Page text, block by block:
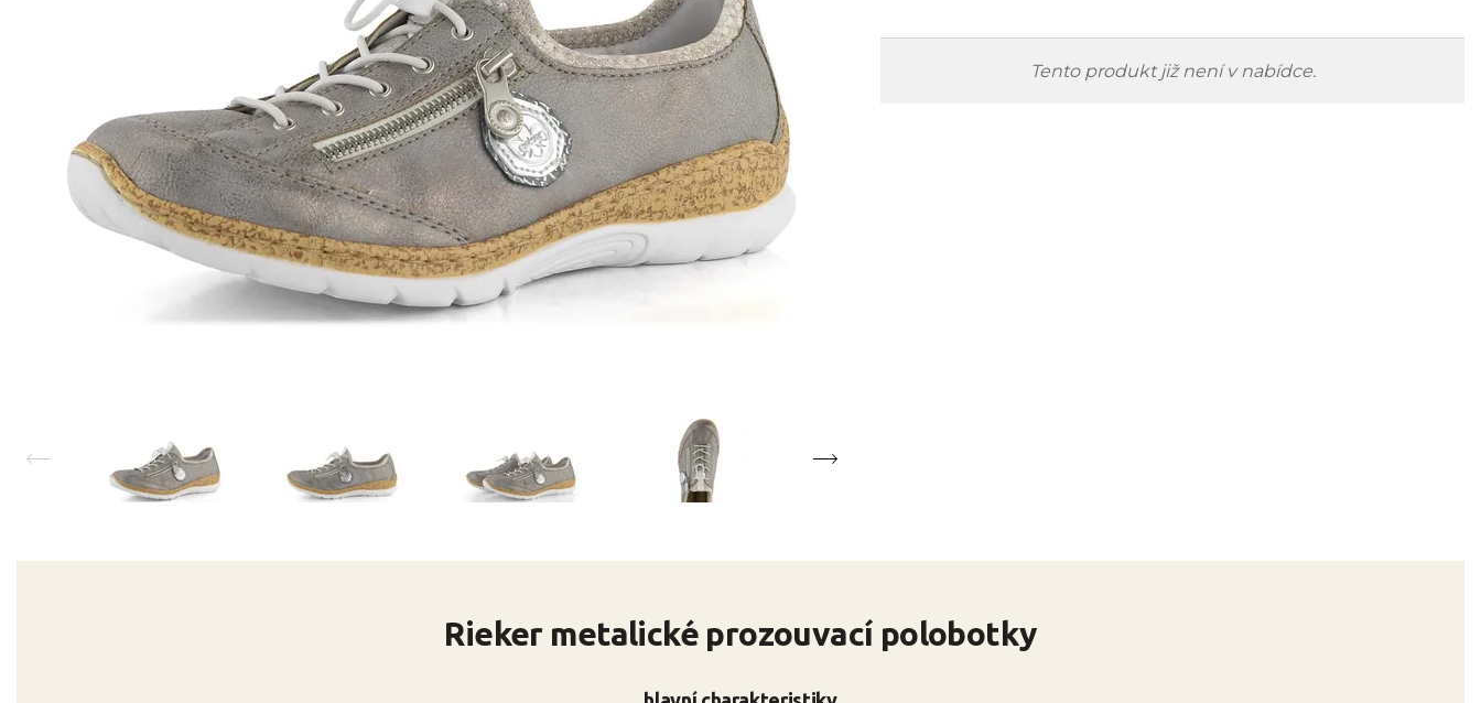
Tento produkt již není v nabídce.
Rieker metalické prozouvací polobotky